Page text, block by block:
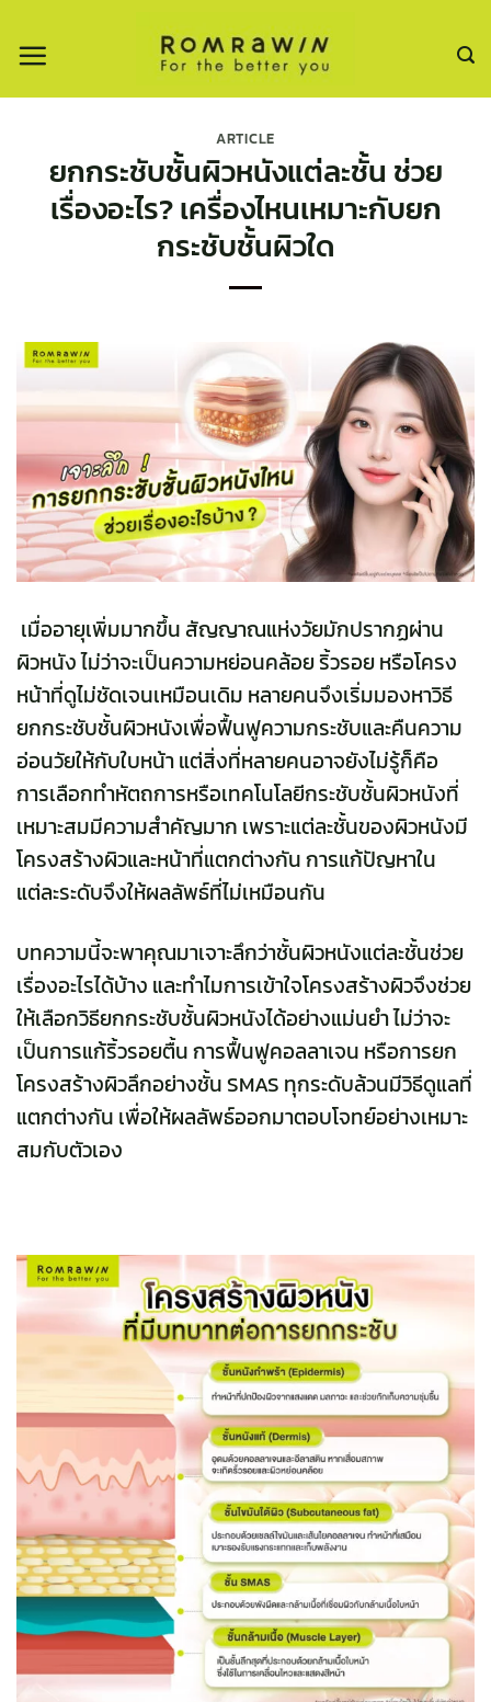
ARTICLE
ยกกระชับชั้นผิวหนังแต่ละชั้น ช่วย
เรื่องอะไร? เครื่องไหนเหมาะกับยก
กระชับชั้นผิวใด
เมื่ออายุเพิ่มมากขึ้น สัญญาณแห่งวัยมักปรากฏผ่าน
ผิวหนัง ไม่ว่าจะเป็นความหย่อนคล้อย ริ้วรอย หรือโครง
หน้าที่ดูไม่ชัดเจนเหมือนเดิม หลายคนจึงเริ่มมองหาวิธี
ยกกระชับชั้นผิวหนังเพื่อฟื้นฟูความกระชับและคืนความ
อ่อนวัยให้กับใบหน้า แต่สิ่งที่หลายคนอาจยังไม่รู้ก็คือ
การเลือกทำหัตถการหรือเทคโนโลยีกระชับชั้นผิวหนังที่
เหมาะสมมีความสำคัญมาก เพราะแต่ละชั้นของผิวหนังมี
โครงสร้างผิวและหน้าที่แตกต่างกัน การแก้ปัญหาใน
แต่ละระดับจึงให้ผลลัพธ์ที่ไม่เหมือนกัน
บทความนี้จะพาคุณมาเจาะลึกว่าชั้นผิวหนังแต่ละชั้นช่วย
เรื่องอะไรได้บ้าง และทำไมการเข้าใจโครงสร้างผิวจึงช่วย
ให้เลือกวิธียกกระชับชั้นผิวหนังได้อย่างแม่นยำ ไม่ว่าจะ
เป็นการแก้ริ้วรอยตื้น การฟื้นฟูคอลลาเจน หรือการยก
โครงสร้างผิวลึกอย่างชั้น SMAS ทุกระดับล้วนมีวิธีดูแลที่
แตกต่างกัน เพื่อให้ผลลัพธ์ออกมาตอบโจทย์อย่างเหมาะ
สมกับตัวเอง